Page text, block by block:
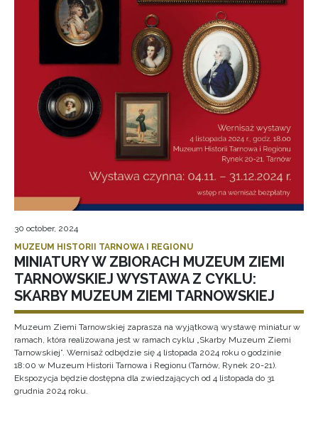
30 october, 2024
MUZEUM HISTORII TARNOWA I REGIONU
MINIATURY W ZBIORACH MUZEUM ZIEMI
TARNOWSKIEJ WYSTAWA Z CYKLU:
SKARBY MUZEUM ZIEMI TARNOWSKIEJ
Muzeum Ziemi Tarnowskiej zaprasza na wyjątkową wystawę miniatur w
ramach, która realizowana jest w ramach cyklu „Skarby Muzeum Ziemi
Tarnowskiej”. Wernisaż odbędzie się 4 listopada 2024 roku o godzinie
18:00 w Muzeum Historii Tarnowa i Regionu (Tarnów, Rynek 20-21).
Ekspozycja będzie dostępna dla zwiedzających od 4 listopada do 31
grudnia 2024 roku.